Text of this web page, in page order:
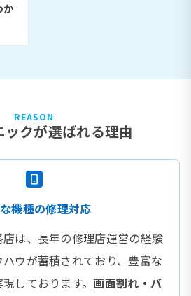
か
REASON
ックが選ばれる理由
機種の修理対応
は、長年の修理店運営の経験
ウが蓄積されており、豊富な
しております。画面割れ・バ